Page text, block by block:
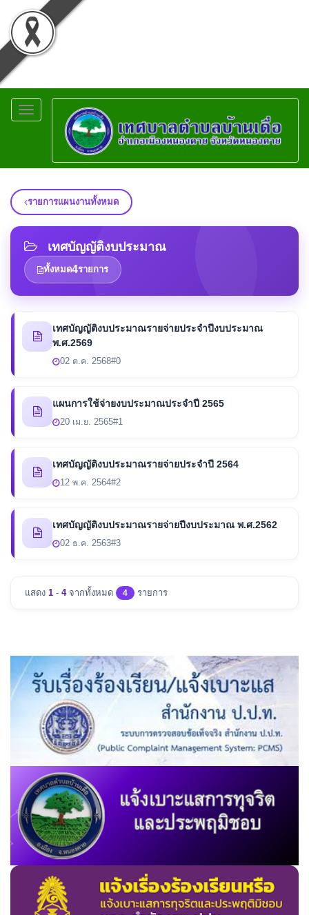
Toggle
navigation
รายการแผนงานทั้งหมด
เทศบัญญัติงบประมาณ
ทั้งหมด4รายการ
เทศบัญญัติงบประมาณรายจ่ายประจำปีงบประมาณ
พ.ศ.2569
02 ต.ค. 2568#0
แผนการใช้จ่ายงบประมาณประจำปี 2565
20 เม.ย. 2565#1
เทศบัญญัติงบประมาณรายจ่ายประจำปี 2564
12 พ.ค. 2564#2
เทศบัญญัติงบประมาณรายจ่ายปีงบประมาณ พ.ศ.2562
02 ธ.ค. 2563#3
แสดง 1 - 4จากทั้งหมด 4 รายการ